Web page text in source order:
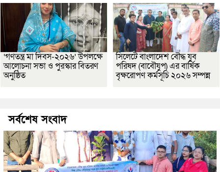
‘গণতন্ত্র মা দিবস-২০২৬’ উপলক্ষে
আলোচনা সভা ও পুরস্কার বিতরণ
অনুষ্ঠিত
সিলেটে বাংলাদেশ বৌদ্ধ যুব
পরিষদ (বাবৌযুপ) এর বার্ষিক
বৃক্ষরোপণ কর্মসূচি ২০২৬ সম্পন্ন
সর্বশেষ সংবাদ